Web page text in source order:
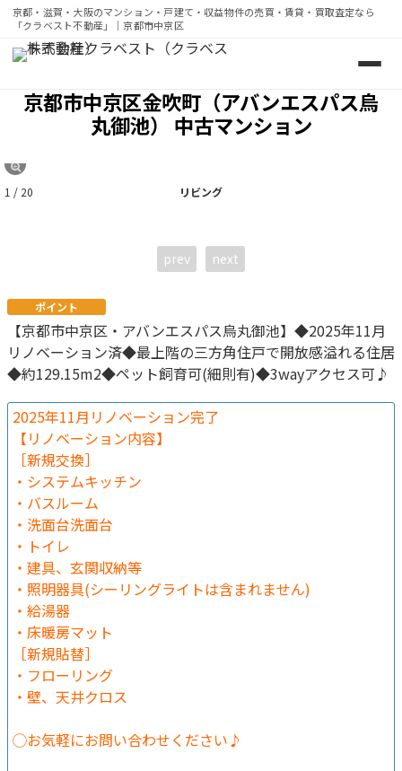
京都・滋賀・大阪のマンション・戸建て・収益物件の売買・賃貸・買取査定なら
「クラベスト不動産」｜京都市中京区
京都・滋賀・大阪のマンション・戸建て・収益物件の売
京都市中京区金吹町（アバンエスパス烏
丸御池） 中古マンション
リビング
1 / 20
prev next
ポイント
【京都市中京区・アバンエスパス烏丸御池】◆2025年11月
リノベーション済◆最上階の三方角住戸で開放感溢れる住居
◆約129.15m2◆ペット飼育可(細則有)◆3wayアクセス可♪
2025年11月リノベーション完了
【リノベーション内容】
［新規交換］
・システムキッチン
・バスルーム
・洗面台洗面台
・トイレ
・建具、玄関収納等
・照明器具(シーリングライトは含まれません)
・給湯器
・床暖房マット
［新規貼替］
・フローリング
・壁、天井クロス
◯お気軽にお問い合わせください♪